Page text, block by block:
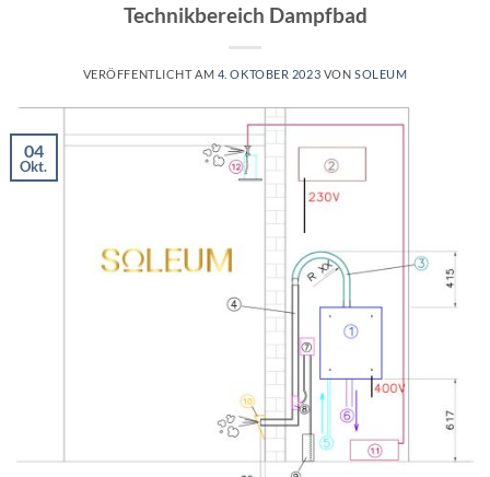
Technikbereich Dampfbad
VERÖFFENTLICHT AM 4. OKTOBER 2023 VON SOLEUM
04
Okt.